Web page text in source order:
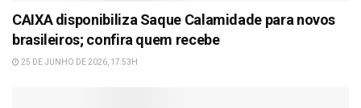
CAIXA disponibiliza Saque Calamidade para novos
brasileiros; confira quem recebe
25 DE JUNHO DE 2026, 17:53H